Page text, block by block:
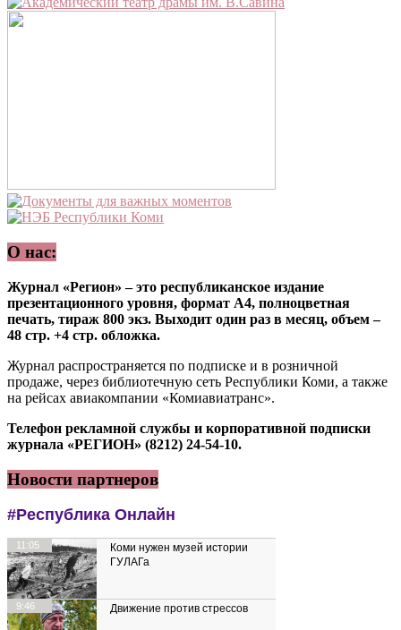
О нас:
Журнал «Регион» – это республиканское издание
презентационного уровня, формат А4, полноцветная
печать, тираж 800 экз. Выходит один раз в месяц, объем –
48 стр. +4 стр. обложка.
Журнал распространяется по подписке и в розничной
продаже, через библиотечную сеть Республики Коми, а также
на рейсах авиакомпании «Комиавиатранс».
Телефон рекламной службы и корпоративной подписки
журнала «РЕГИОН» (8212) 24-54-10.
Новости партнеров